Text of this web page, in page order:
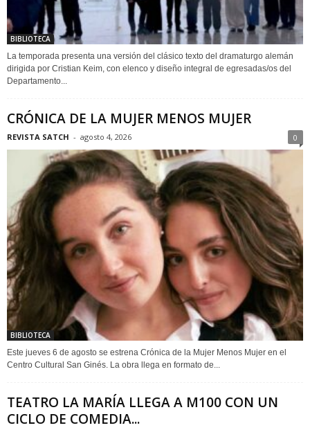
BIBLIOTECA
La temporada presenta una versión del clásico texto del dramaturgo alemán
dirigida por Cristian Keim, con elenco y diseño integral de egresadas/os del
Departamento...
CRÓNICA DE LA MUJER MENOS MUJER
REVISTA SATCH - agosto 4, 2026 0
BIBLIOTECA
Este jueves 6 de agosto se estrena Crónica de la Mujer Menos Mujer en el
Centro Cultural San Ginés. La obra llega en formato de...
TEATRO LA MARÍA LLEGA A M100 CON UN
CICLO DE COMEDIA...